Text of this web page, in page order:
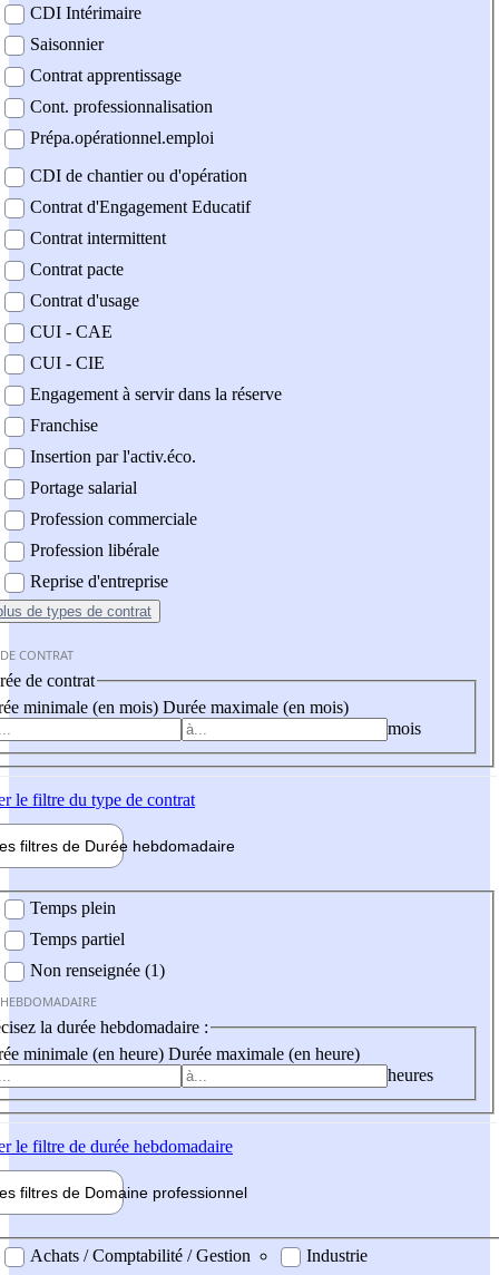
CDI Intérimaire
Saisonnier
Contrat apprentissage
Cont. professionnalisation
Prépa.opérationnel.emploi
CDI de chantier ou d'opération
Contrat d'Engagement Educatif
Contrat intermittent
Contrat pacte
Contrat d'usage
CUI - CAE
CUI - CIE
Engagement à servir dans la réserve
Franchise
Insertion par l'activ.éco.
Portage salarial
Profession commerciale
Profession libérale
Reprise d'entreprise
de types de contrat
CONTRAT
de contrat
minimale (en mois) Durée maximale (en mois)
mois
le filtre du type de contrat
filtres de Durée hebdomadaire
Temps plein
Temps partiel
Non renseignée (1)
la durée hebdomadaire :
minimale (en heure) Durée maximale (en heure)
heures
le filtre de durée hebdomadaire
filtres de Domaine professionnel
professionel
Achats / Comptabilité / Gestion
Industrie